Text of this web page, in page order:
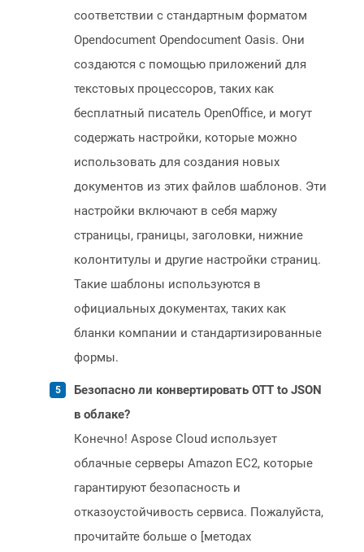
соответствии с стандартным форматом
Opendocument Opendocument Oasis. Они
создаются с помощью приложений для
текстовых процессоров, таких как
бесплатный писатель OpenOffice, и могут
содержать настройки, которые можно
использовать для создания новых
документов из этих файлов шаблонов. Эти
настройки включают в себя маржу
страницы, границы, заголовки, нижние
колонтитулы и другие настройки страниц.
Такие шаблоны используются в
официальных документах, таких как
бланки компании и стандартизированные
формы.
Безопасно ли конвертировать OTT to JSON
в облаке?
Конечно! Aspose Cloud использует
облачные серверы Amazon EC2, которые
гарантируют безопасность и
отказоустойчивость сервиса. Пожалуйста,
прочитайте больше о [методах